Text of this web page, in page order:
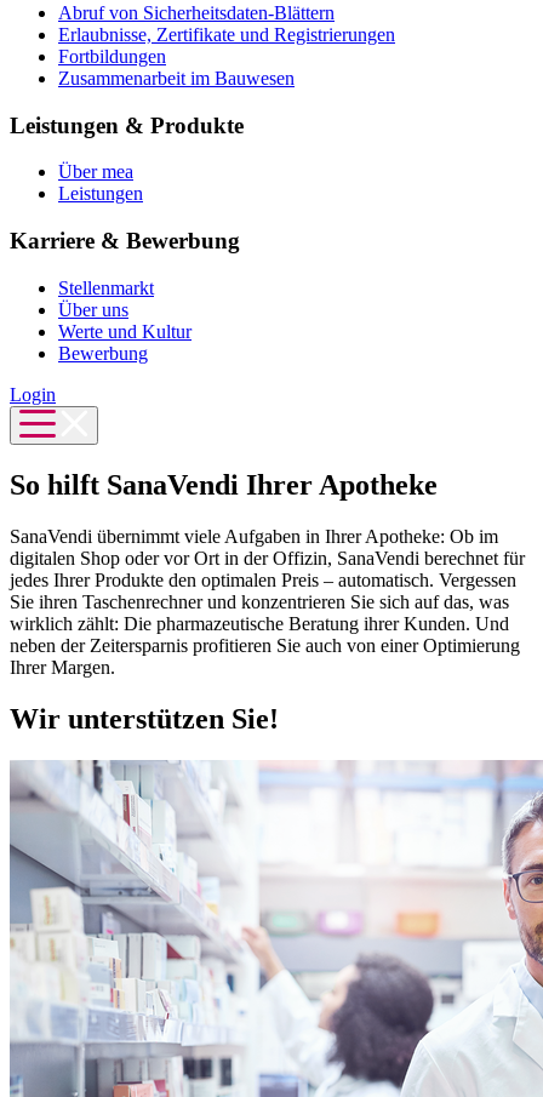
Abruf von Sicherheitsdaten-Blättern
Erlaubnisse, Zertifikate und Registrierungen
Fortbildungen
Zusammenarbeit im Bauwesen
Leistungen & Produkte
Über mea
Leistungen
Karriere & Bewerbung
Stellenmarkt
Über uns
Werte und Kultur
Bewerbung
Login
So hilft SanaVendi Ihrer Apotheke
SanaVendi übernimmt viele Aufgaben in Ihrer Apotheke: Ob im
digitalen Shop oder vor Ort in der Offizin, SanaVendi berechnet für
jedes Ihrer Produkte den optimalen Preis – automatisch. Vergessen
Sie ihren Taschenrechner und konzentrieren Sie sich auf das, was
wirklich zählt: Die pharmazeutische Beratung ihrer Kunden. Und
neben der Zeitersparnis profitieren Sie auch von einer Optimierung
Ihrer Margen.
Wir unterstützen Sie!